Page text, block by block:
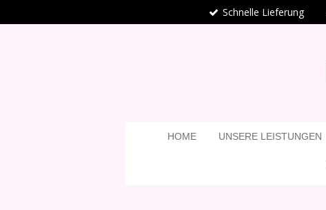
Hauptinhalt
Schnelle Lieferung
HOME UNSERE LEISTUNGEN